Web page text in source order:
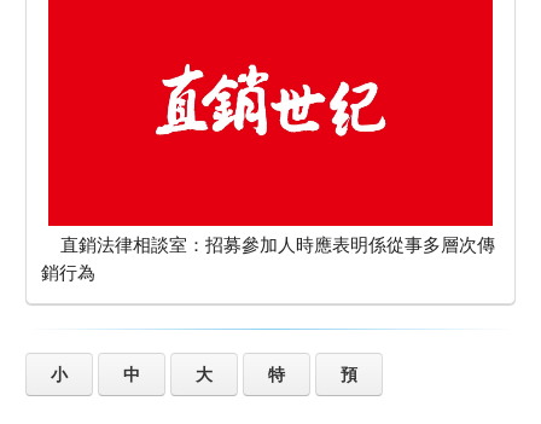
直銷法律相談室：招募參加人時應表明係從事多層次傳
銷行為
小 中 大 特 預